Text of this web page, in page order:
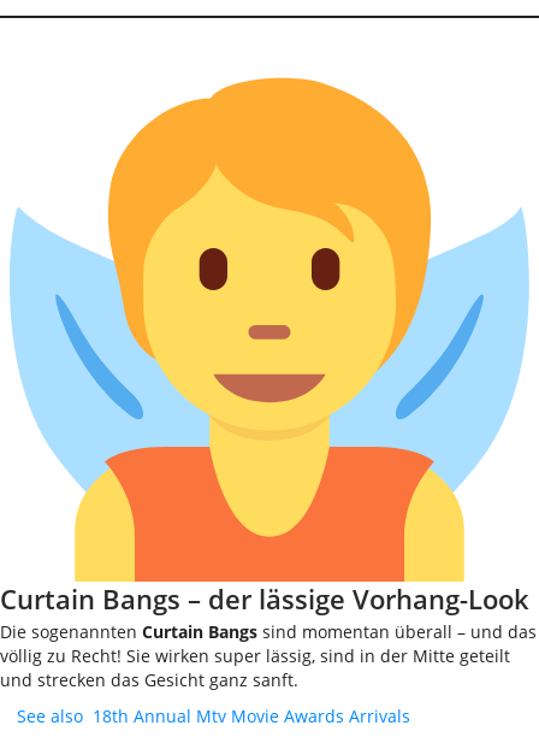
Curtain Bangs – der lässige Vorhang-Look
Die sogenannten Curtain Bangs sind momentan überall – und das
völlig zu Recht! Sie wirken super lässig, sind in der Mitte geteilt
und strecken das Gesicht ganz sanft.
See also 18th Annual Mtv Movie Awards Arrivals